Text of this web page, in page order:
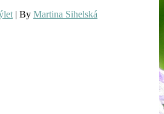
| By Martina Sihelská